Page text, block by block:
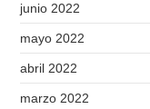
junio 2022
mayo 2022
abril 2022
marzo 2022